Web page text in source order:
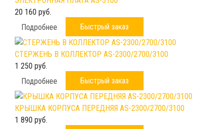
20 160 руб.
Подробнее
Быстрый заказ
СТЕРЖЕНЬ В КОЛЛЕКТОР AS-2300/2700/3100
1 250 руб.
Подробнее
Быстрый заказ
КРЫШКА КОРПУСА ПЕРЕДНЯЯ AS-2300/2700/3100
1 890 руб.